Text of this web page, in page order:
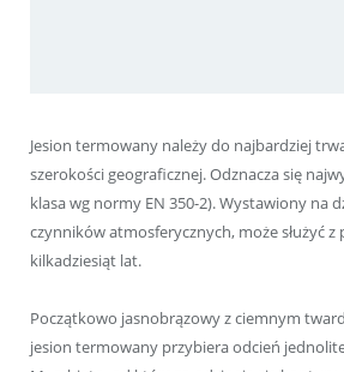
Jesion termowany należy do najbardziej
szerokości geograficznej. Odznacza się
klasa wg normy EN 350-2). Wystawiony na
czynników atmosferycznych, może służyć
kilkadziesiąt lat.
Początkowo jasnobrązowy z ciemnym
jesion termowany przybiera odcień